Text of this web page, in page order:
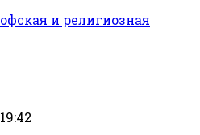
и религиозная